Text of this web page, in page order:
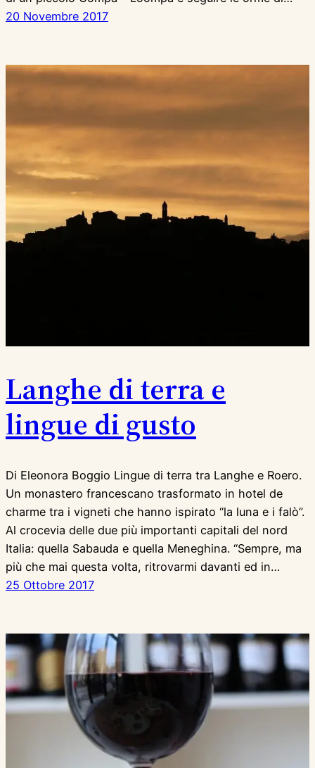
20 Novembre 2017
Langhe di terra e
lingue di gusto
Di Eleonora Boggio Lingue di terra tra Langhe e Roero.
Un monastero francescano trasformato in hotel de
charme tra i vigneti che hanno ispirato “la luna e i falò”.
Al crocevia delle due più importanti capitali del nord
Italia: quella Sabauda e quella Meneghina. “Sempre, ma
più che mai questa volta, ritrovarmi davanti ed in…
25 Ottobre 2017